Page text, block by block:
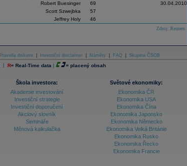
Robert Buesinger 69
30.04.2010
Scott Szwejbka
57
Jeffrey Holy
46
Zdroj: Reuters
Pravidla diskuse Investiční disclaimer Náměty FAQ Skupina ČSOB
| R= Real-Time data | = placený obsah
Škola investora:
Akademie investování
Investiční strategie
Investiční doporučení
Akciový slovník
Semináře
Měnová kalkulačka
Světové ekonomiky:
Ekonomika ČR
Ekonomika USA
Ekonomika Čína
Ekonomika Japonsko
Ekonomika Německo
Ekonomika Velká Británie
Ekonomika Rusko
Ekonomika Řecko
Ekonomika Francie